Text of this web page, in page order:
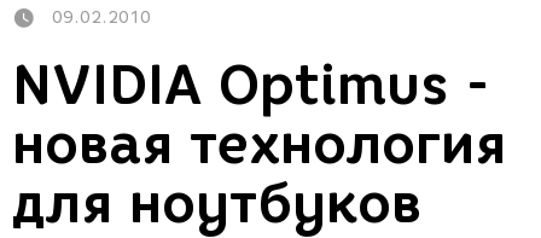
09.02.2010
NVIDIA Optimus -
новая технология
для ноутбуков